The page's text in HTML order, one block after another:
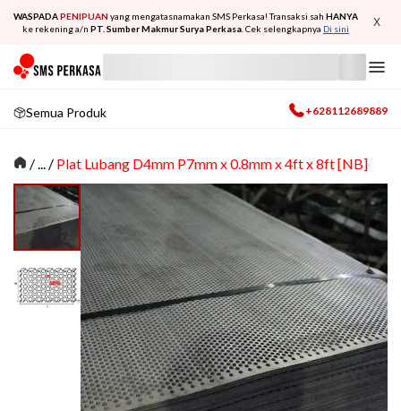
WASPADAPENIPUAN yang mengatasnamakan SMS Perkasa! Transaksi sah HANYA
ke rekening a/n PT. Sumber Makmur Surya Perkasa . Cek selengkapnya Di sini X
Semua Produk +628112689889
/... / Plat Lubang D4mm P7mm x 0.8mm x 4ft x 8ft [NB]